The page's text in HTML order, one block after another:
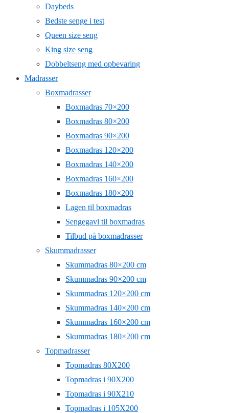
Daybeds
Bedste senge i test
Queen size seng
King size seng
Dobbeltseng med opbevaring
Madrasser
Boxmadrasser
Boxmadras 70×200
Boxmadras 80×200
Boxmadras 90×200
Boxmadras 120×200
Boxmadras 140×200
Boxmadras 160×200
Boxmadras 180×200
Lagen til boxmadras
Sengegavl til boxmadras
Tilbud på boxmadrasser
Skummadrasser
Skummadras 80×200 cm
Skummadras 90×200 cm
Skummadras 120×200 cm
Skummadras 140×200 cm
Skummadras 160×200 cm
Skummadras 180×200 cm
Topmadrasser
Topmadras 80X200
Topmadras i 90X200
Topmadras i 90X210
Topmadras i 105X200